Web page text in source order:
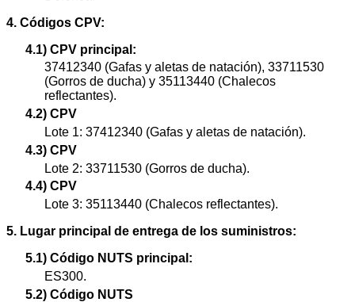
4. Códigos CPV:
4.1) CPV principal:
37412340 (Gafas y aletas de natación), 33711530
(Gorros de ducha) y 35113440 (Chalecos
reflectantes).
4.2) CPV
Lote 1: 37412340 (Gafas y aletas de natación).
4.3) CPV
Lote 2: 33711530 (Gorros de ducha).
4.4) CPV
Lote 3: 35113440 (Chalecos reflectantes).
5. Lugar principal de entrega de los suministros:
5.1) Código NUTS principal:
ES300.
5.2) Código NUTS